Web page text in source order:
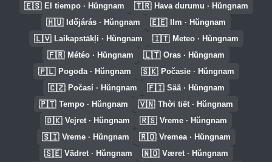
🇪🇸 El tiempo · Hŭngnam 🇹🇷 Hava durumu · Hŭngnam
🇭🇺 Időjárás · Hŭngnam 🇪🇪 Ilm · Hŭngnam
🇱🇻 Laikapstākļi · Hŭngnam 🇮🇹 Meteo · Hŭngnam
🇫🇷 Météo · Hŭngnam 🇱🇹 Oras · Hŭngnam
🇵🇱 Pogoda · Hŭngnam 🇸🇰 Počasie · Hŭngnam
🇨🇿 Počasí · Hŭngnam 🇫🇮 Sää · Hŭngnam
🇵🇹 Tempo · Hŭngnam 🇻🇳 Thời tiết · Hŭngnam
🇩🇰 Vejret · Hŭngnam 🇷🇸 Vreme · Hŭngnam
🇸🇮 Vreme · Hŭngnam 🇷🇴 Vremea · Hŭngnam
🇸🇪 Vädret · Hŭngnam 🇳🇴 Været · Hŭngnam